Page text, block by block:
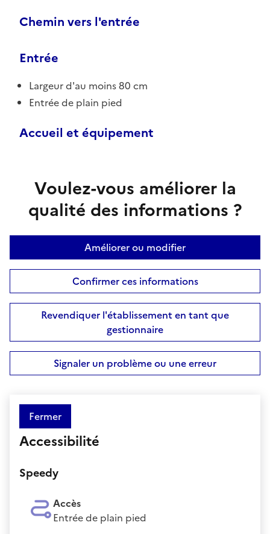
Chemin vers l'entrée
Entrée
Largeur d'au moins 80 cm
Entrée de plain pied
Accueil et équipement
Voulez-vous améliorer la
qualité des informations ?
Améliorer ou modifier
Confirmer ces informations
Revendiquer l'établissement en tant que
gestionnaire
Signaler un problème ou une erreur
Fermer
Accessibilité
Speedy
Accès
Entrée de plain pied